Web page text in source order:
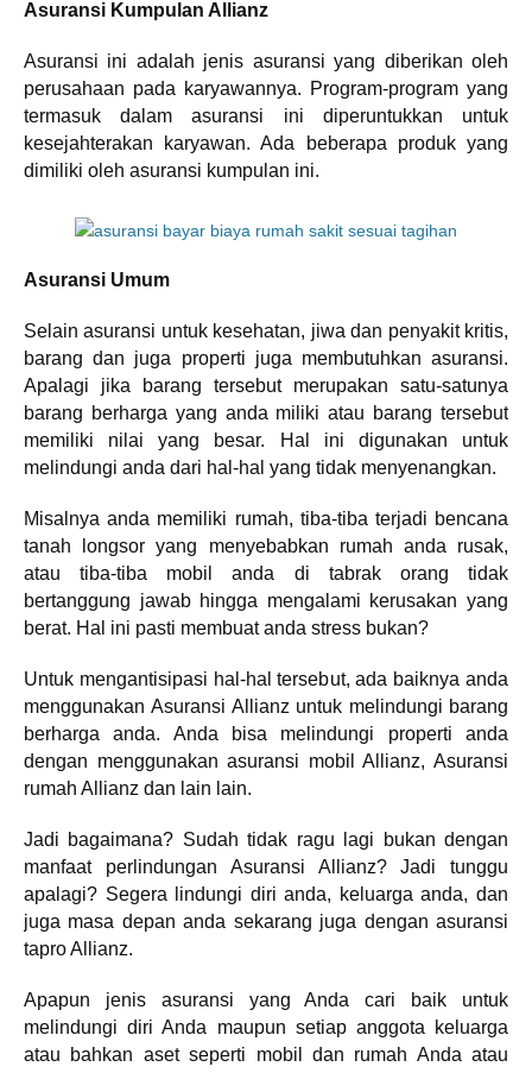
Asuransi Kumpulan Allianz
Asuransi ini adalah jenis asuransi yang diberikan oleh
perusahaan pada karyawannya. Program-program yang
termasuk dalam asuransi ini diperuntukkan untuk
kesejahterakan karyawan. Ada beberapa produk yang
dimiliki oleh asuransi kumpulan ini.
Asuransi Umum
Selain asuransi untuk kesehatan, jiwa dan penyakit kritis,
barang dan juga properti juga membutuhkan asuransi.
Apalagi jika barang tersebut merupakan satu-satunya
barang berharga yang anda miliki atau barang tersebut
memiliki nilai yang besar. Hal ini digunakan untuk
melindungi anda dari hal-hal yang tidak menyenangkan.
Misalnya anda memiliki rumah, tiba-tiba terjadi bencana
tanah longsor yang menyebabkan rumah anda rusak,
atau tiba-tiba mobil anda di tabrak orang tidak
bertanggung jawab hingga mengalami kerusakan yang
berat. Hal ini pasti membuat anda stress bukan?
Untuk mengantisipasi hal-hal tersebut, ada baiknya anda
menggunakan Asuransi Allianz untuk melindungi barang
berharga anda. Anda bisa melindungi properti anda
dengan menggunakan asuransi mobil Allianz, Asuransi
rumah Allianz dan lain lain.
Jadi bagaimana? Sudah tidak ragu lagi bukan dengan
manfaat perlindungan Asuransi Allianz? Jadi tunggu
apalagi? Segera lindungi diri anda, keluarga anda, dan
juga masa depan anda sekarang juga dengan asuransi
tapro Allianz.
Apapun jenis asuransi yang Anda cari baik untuk
melindungi diri Anda maupun setiap anggota keluarga
atau bahkan aset seperti mobil dan rumah Anda atau